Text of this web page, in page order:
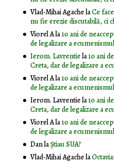
Vlad-Mihai AgachelaCe
nu fie erezie discutabilă, ci
Viorel Ala10 ani de
de legalizare a
Ierom. Lavrentiela10 ani
Creta, dar de legalizare a
Viorel Ala10 ani de
de legalizare a
Ierom. Lavrentiela10 ani
Creta, dar de legalizare a
Viorel Ala10 ani de
de legalizare a
DanlaȘtiau SUA?
Vlad-Mihai Agachela